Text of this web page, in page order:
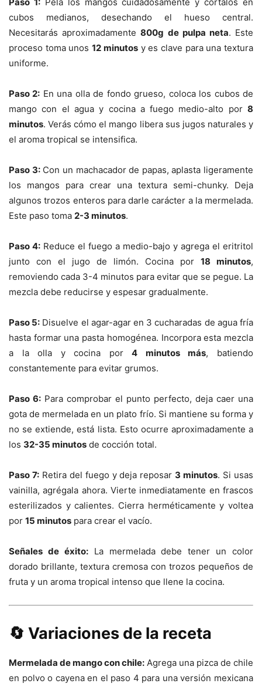
cubos medianos, desechando el hueso central.
Necesitarás aproximadamente800g de pulpa neta. Este
proceso toma unos12 minutosy es clave para una textura
uniforme.
Paso 2: En una olla de fondo grueso, coloca los cubos de
mango con el agua y cocina a fuego medio-alto por 8
minutos. Verás cómo el mango libera sus jugos naturales y
el aroma tropical se intensifica.
Paso 3:Con un machacador de papas, aplasta ligeramente
los mangos para crear una textura semi-chunky. Deja
algunos trozos enteros para darle carácter a la mermelada.
Este paso toma 2-3 minutos.
Paso 4: Reduce el fuego a medio-bajo y agrega el eritritol
junto con el jugo de limón. Cocina por 18 minutos,
removiendo cada 3-4 minutos para evitar que se pegue. La
mezcla debe reducirse y espesar gradualmente.
Paso 5: Disuelve el agar-agar en 3 cucharadas de agua fría
hasta formar una pasta homogénea. Incorpora esta mezcla
a la olla y cocina por4 minutos más, batiendo
constantemente para evitar grumos.
Paso 6: Para comprobar el punto perfecto, deja caer una
gota de mermelada en un plato frío. Si mantiene su forma y
no se extiende, está lista. Esto ocurre aproximadamente a
los 32-35 minutos de cocción total.
Paso 7:Retira del fuego y deja reposar 3 minutos. Si usas
vainilla, agrégala ahora. Vierte inmediatamente en frascos
esterilizados y calientes. Cierra herméticamente y voltea
por 15 minutos para crear el vacío.
Señales de éxito:La mermelada debe tener un color
dorado brillante, textura cremosa con trozos pequeños de
fruta y un aroma tropical intenso que llene la cocina.
🔄 Variaciones de la receta
Mermelada de mango con chile: Agrega una pizca de chile
en polvo o cayena en el paso 4 para una versión mexicana